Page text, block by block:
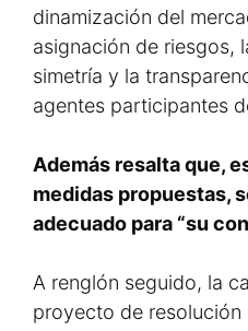
dinamización del
asignación de riesgos,
simetría y la
agentes participantes
Además resalta que,
medidas propuestas,
adecuado para “su
A renglón seguido, la
proyecto de resolución